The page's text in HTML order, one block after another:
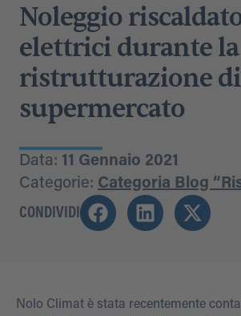
Noleggio
elettrici durante la
ristrutturazione
supermercato
Data: 11 Gennaio 2021
Categorie: Categoria Blog
CONDIVIDI
Nolo Climat è stata recentemente